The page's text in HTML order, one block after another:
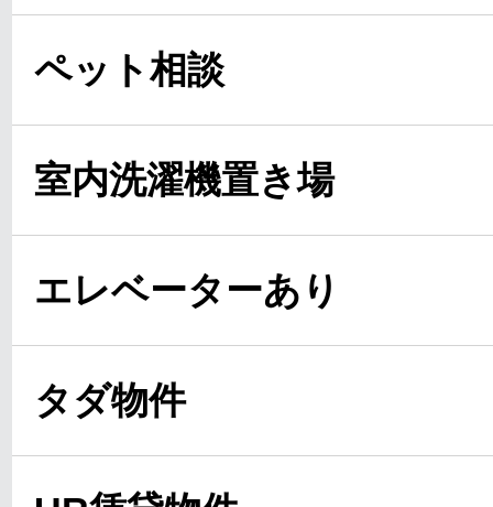
ペット相談
室内洗濯機置き場
エレベーターあり
タダ物件